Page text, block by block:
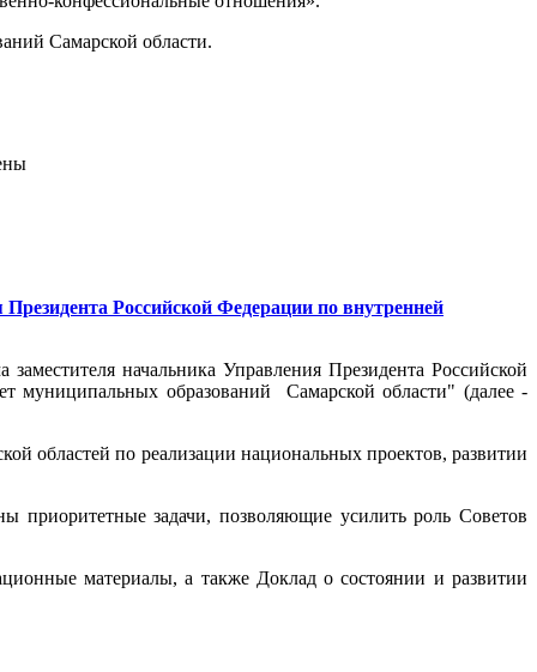
Самарской области.
Российской Федерации по внутренней
начальника Управления Президента Российской
муниципальных образований Самарской области" (далее -
областей по реализации национальных проектов, развитии
задачи, позволяющие усилить роль Советов
материалы, а также Доклад о состоянии и развитии